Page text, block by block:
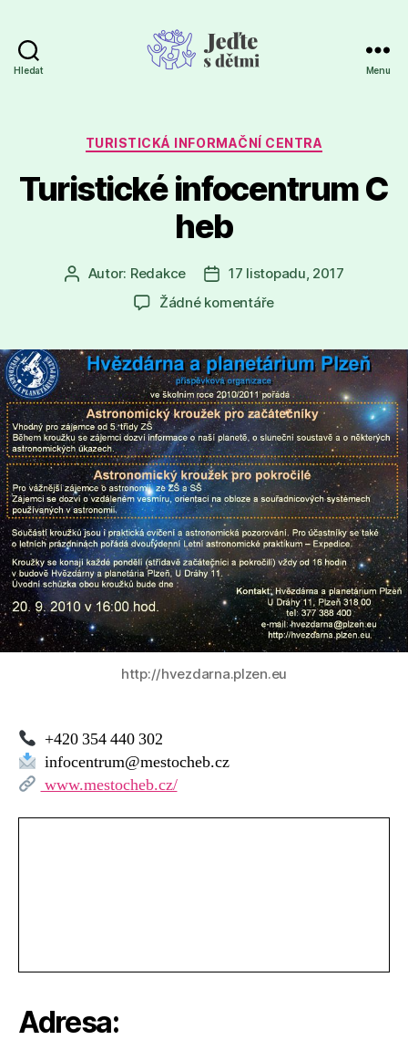
Hledat Menu
Rubriky
TURISTICKÁ INFORMAČNÍ CENTRA
Turistické infocentrum C
heb
AutorAutor: Redakce
Datum
příspěvku
17 listopadu, 2017
Žádné komentářeu
názvem
Turistické
http://hvezdarna.plzen.eu
+420 354 440 302
infocentrum@mestocheb.cz
www.mestocheb.cz/
Adresa: